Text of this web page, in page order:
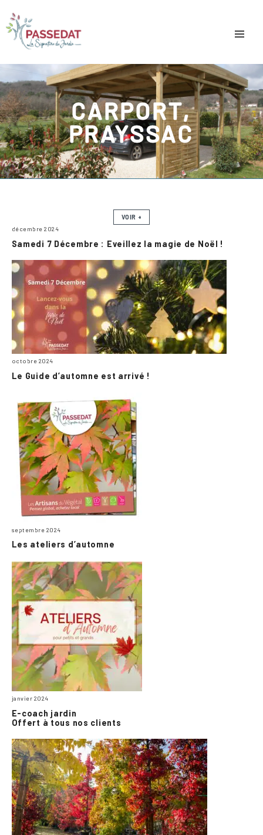
CARPORT,
PRAYSSAC
décembre 2024
Samedi 7 Décembre : Eveillez la magie de Noël !
octobre 2024
Le Guide d’automne est arrivé !
septembre 2024
Les ateliers d’automne
janvier 2024
E-coach jardin
Offert à tous nos clients
VOIR +